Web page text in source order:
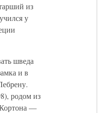
из
у
шведа
и в
родом из
Кортона —